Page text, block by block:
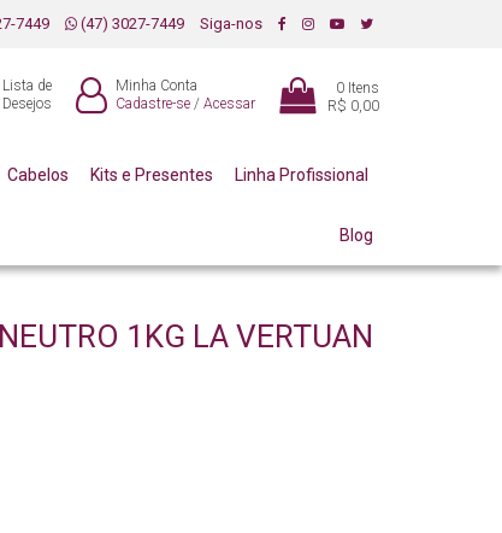
7449 (47) 3027-7449 Siga-nos
Lista de
Desejos
Minha Conta
Cadastre-se / Acessar
0 Itens
R$ 0,00
Cabelos Kits e Presentes Linha Profissional
Blog
1KG LA VERTUAN